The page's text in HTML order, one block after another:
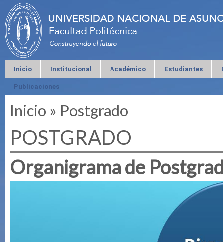
Inicio Institucional Académico Estudiantes
Publicaciones
Se encuentra usted aquí
Inicio » Postgrado
POSTGRADO
Organigrama de